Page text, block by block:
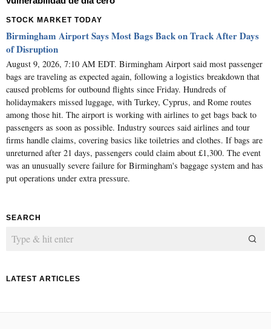
STOCK MARKET TODAY
Birmingham Airport Says Most Bags Back on Track After Days
of Disruption
August 9, 2026, 7:10 AM EDT. Birmingham Airport said most passenger
bags are traveling as expected again, following a logistics breakdown that
caused problems for outbound flights since Friday. Hundreds of
holidaymakers missed luggage, with Turkey, Cyprus, and Rome routes
among those hit. The airport is working with airlines to get bags back to
passengers as soon as possible. Industry sources said airlines and tour
firms handle claims, covering basics like toiletries and clothes. If bags are
unreturned after 21 days, passengers could claim about £1,300. The event
was an unusually severe failure for Birmingham's baggage system and has
put operations under extra pressure.
SEARCH
LATEST ARTICLES